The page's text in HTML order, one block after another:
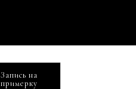
Запись на
примерку